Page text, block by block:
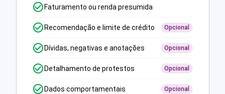
Faturamento ou renda presumida
Recomendação e limite de crédito Opcional
Dívidas, negativas e anotações Opcional
Detalhamento de protestos Opcional
Dados comportamentais Opcional